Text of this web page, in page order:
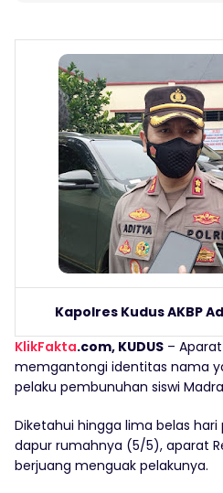
Kapolres Kudus AKBP
KlikFakta.com, KUDUS –
memgantongi identitas nama
pelaku pembunuhan siswi
Diketahui hingga lima belas hari
dapur rumahnya (5/5), aparat
berjuang menguak pelakunya.